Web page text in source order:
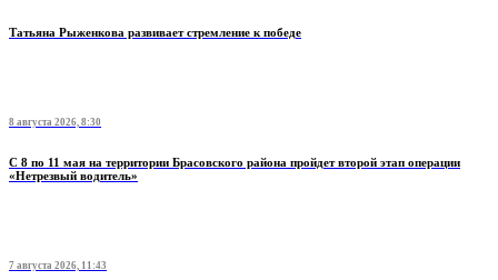
Татьяна Рыженкова развивает стремление к победе
8 августа 2026, 8:30
С 8 по 11 мая на территории Брасовского района пройдет второй этап операции
«Нетрезвый водитель»
7 августа 2026, 11:43